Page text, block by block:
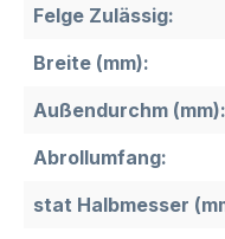
Felge Zulässig:
Breite (mm):
Außendurchm (mm):
Abrollumfang:
stat Halbmesser